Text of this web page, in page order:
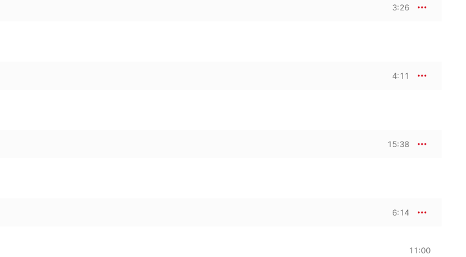
3:26
4:11
15:38
6:14
11:00